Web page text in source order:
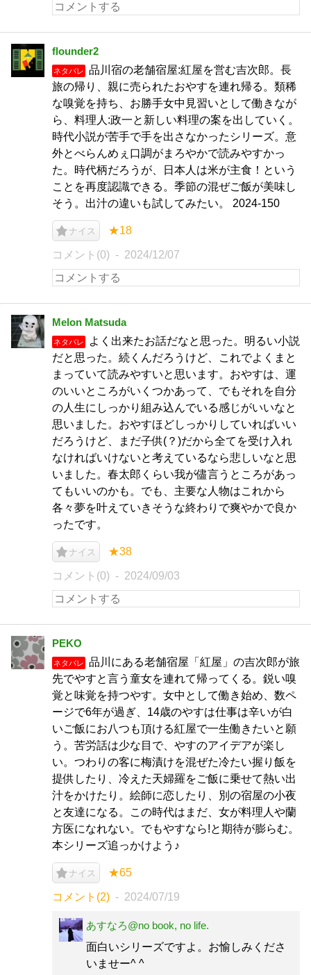
flounder2
ネタバレ
品川宿の老舗宿屋:紅屋を営む吉次郎。長
旅の帰り、親に売られたおやすを連れ帰る。類稀
な嗅覚を持ち、お勝手女中見習いとして働きなが
ら、料理人:政一と新しい料理の案を出していく。
時代小説が苦手で手を出さなかったシリーズ。意
外とべらんめぇ口調がまろやかで読みやすかっ
た。時代柄だろうが、日本人は米が主食！という
ことを再度認識できる。季節の混ぜご飯が美味し
そう。出汁の違いも試してみたい。 2024-150
ナイス ★18
コメント(0) 2024/12/07
Melon Matsuda
ネタバレ
よく出来たお話だなと思った。明るい小説
だと思った。続くんだろうけど、これでよくまと
まっていて読みやすいと思います。おやすは、運
のいいところがいくつかあって、でもそれを自分
の人生にしっかり組み込んでいる感じがいいなと
思いました。おやすほどしっかりしていればいい
だろうけど、まだ子供(？)だから全てを受け入れ
なければいけないと考えているなら悲しいなと思
いました。春太郎くらい我が儘言うところがあっ
てもいいのかも。でも、主要な人物はこれから
各々夢を叶えていきそうな終わりで爽やかで良か
ったです。
ナイス ★38
コメント(0) 2024/09/03
PEKO
ネタバレ
品川にある老舗宿屋「紅屋」の吉次郎が旅
先でやすと言う童女を連れて帰ってくる。鋭い嗅
覚と味覚を持つやす。女中として働き始め、数ペ
ージで6年が過ぎ、14歳のやすは仕事は辛いが白
いご飯にお八つも頂ける紅屋で一生働きたいと願
う。苦労話は少な目で、やすのアイデアが楽し
い。つわりの客に梅漬けを混ぜた冷たい握り飯を
提供したり、冷えた天婦羅をご飯に乗せて熱い出
汁をかけたり。絵師に恋したり、別の宿屋の小夜
と友達になる。この時代はまだ、女が料理人や蘭
方医になれない。でもやすなら!と期待が膨らむ。
本シリーズ追っかけよう♪
ナイス ★65
コメント(2) 2024/07/19
あすなろ@no book, no life.
面白いシリーズですよ。お愉しみくださ
いませー^ ^